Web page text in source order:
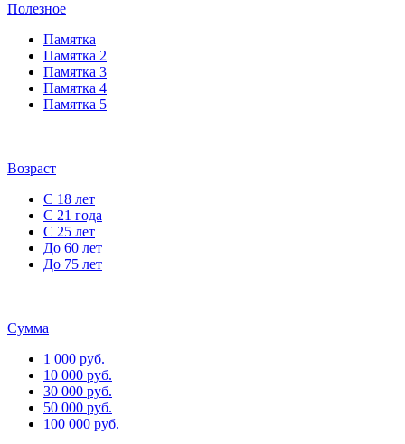
Полезное
Памятка
Памятка 2
Памятка 3
Памятка 4
Памятка 5
Возраст
С 18 лет
С 21 года
С 25 лет
До 60 лет
До 75 лет
Сумма
1 000 руб.
10 000 руб.
30 000 руб.
50 000 руб.
100 000 руб.